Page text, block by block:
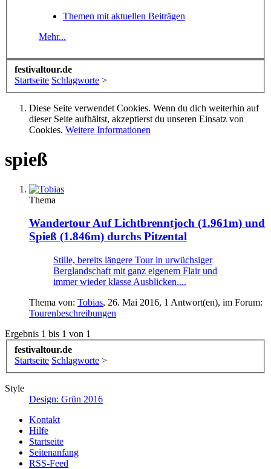
Themen mit aktuellen Beiträgen
Mehr...
festivaltour.de
Startseite Schlagworte >
Diese Seite verwendet Cookies. Wenn du dich weiterhin auf
dieser Seite aufhältst, akzeptierst du unseren Einsatz von
Cookies. Weitere Informationen
spieß
Thema
WandertourAuf Lichtbrenntjoch (1.961m) und
Spieß (1.846m) durchs Pitzental
Stille, bereits längere Tour in urwüchsiger
Berglandschaft mit ganz eigenem Flair und
immer wieder klasse Ausblicken....
Thema von: Tobias, 26. Mai 2016, 1 Antwort(en), im Forum:
Tourenbeschreibungen
Ergebnis 1 bis 1 von 1
festivaltour.de
Startseite Schlagworte >
Style
Design: Grün 2016
Kontakt
Hilfe
Startseite
Seitenanfang
RSS-Feed